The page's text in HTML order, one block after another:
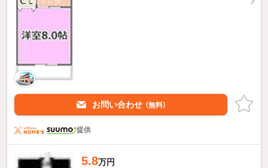
お問い合わせ （無料）
提供
5.8万円